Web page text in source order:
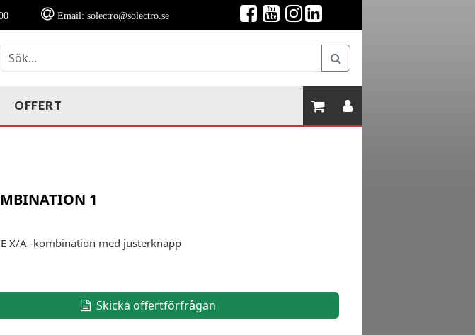
Email: solectro@solectro.se
OFFERT
1
X/A -kombination med justerknapp
Skicka offertförfrågan